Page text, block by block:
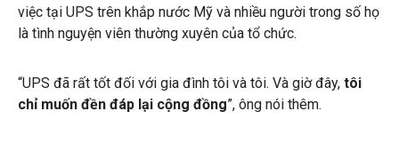
việc tại UPS trên khắp nước Mỹ và nhiều người trong số họ
là tình nguyện viên thường xuyên của tổ chức.
“UPS đã rất tốt đối với gia đình tôi và tôi. Và giờ đây, tôi
chỉ muốn đền đáp lại cộng đồng”, ông nói thêm.